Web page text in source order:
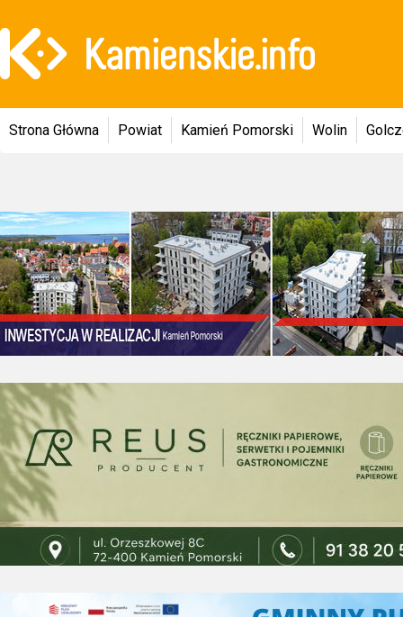
Strona Główna Powiat Kamień Pomorski Wolin